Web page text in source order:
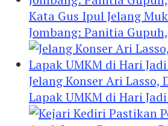
Kata Gus Ipul Jelang
Jombang: Panitia
Jelang Konser Ari Lasso,
Lapak UMKM di Hari